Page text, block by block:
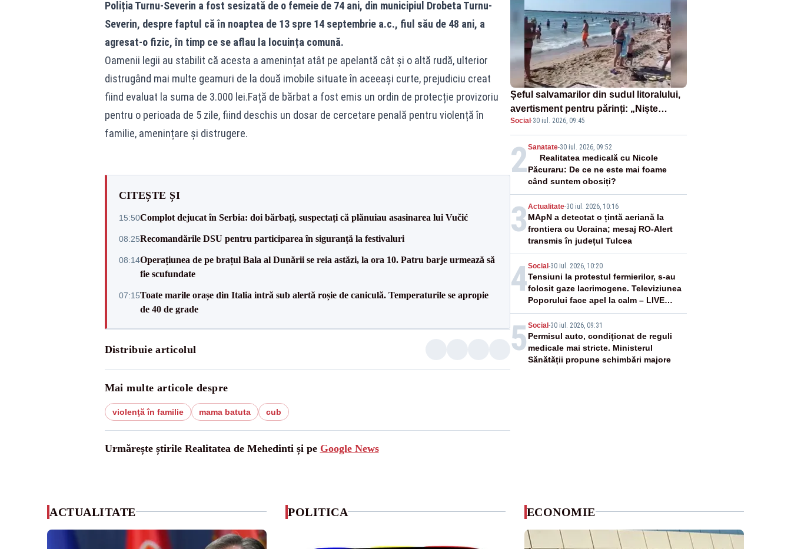
Poliția Turnu-Severin a fost sesizată de o femeie de 74 ani, din municipiul Drobeta Turnu-
Severin, despre faptul că în noaptea de 13 spre 14 septembrie a.c., fiul său de 48 ani, a
agresat-o fizic, în timp ce se aflau la locuința comună.
Oamenii legii au stabilit că acesta a amenințat atât pe apelantă cât și o altă rudă, ulterior
distrugând mai multe geamuri de la două imobile situate în aceeași curte, prejudiciu creat
fiind evaluat la suma de 3.000 lei.Față de bărbat a fost emis un ordin de protecție provizoriu
pentru o perioada de 5 zile, fiind deschis un dosar de cercetare penală pentru violență în
familie, amenințare și distrugere.
CITEȘTE ȘI
15:50Complot dejucat în Serbia: doi bărbați, suspectați că plănuiau asasinarea lui Vučić
08:25Recomandările DSU pentru participarea în siguranță la festivaluri
08:14Operațiunea de pe brațul Bala al Dunării se reia astăzi, la ora 10. Patru barje urmează să
fie scufundate
07:15Toate marile orașe din Italia intră sub alertă roșie de caniculă. Temperaturile se apropie
de 40 de grade
Distribuie articolul
Mai multe articole despre
violenţă în familie mama batuta cub
Urmărește știrile Realitatea de Mehedinti și pe Google News
Șeful salvamarilor din sudul litoralului,
avertisment pentru părinți: „Niște
cursuri de înot la piscină nu sunt
suficiente”
Social·30 iul. 2026, 09:45
2Sanatate-30 iul. 2026, 09:52
Realitatea medicală cu Nicole
Păcuraru: De ce ne este mai foame
când suntem obosiți?
3 Actualitate-30 iul. 2026, 10:16
MApN a detectat o țintă aeriană la
frontiera cu Ucraina; mesaj RO-Alert
transmis în județul Tulcea
4Social-30 iul. 2026, 10:20
Tensiuni la protestul fermierilor, s-au
folosit gaze lacrimogene. Televiziunea
Poporului face apel la calm – LIVE
TEXT
5 Social-30 iul. 2026, 09:31
Permisul auto, condiționat de reguli
medicale mai stricte. Ministerul
Sănătății propune schimbări majore
ACTUALITATE POLITICA ECONOMIE